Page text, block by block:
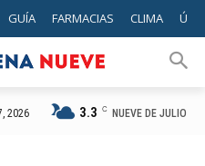
GUÍA FARMACIAS CLIMA
2026 3.3 C NUEVE DE JULIO